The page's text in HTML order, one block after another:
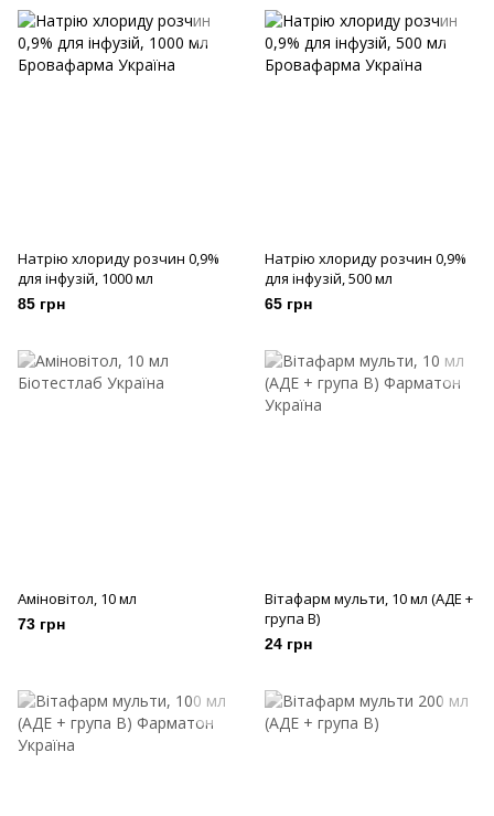
Натрію хлориду розчин 0,9%
для інфузій, 1000 мл
85 грн
Натрію хлориду розчин 0,9%
для інфузій, 500 мл
65 грн
Аміновітол, 10 мл
73 грн
Вітафарм мульти, 10 мл (АДЕ +
група В)
24 грн